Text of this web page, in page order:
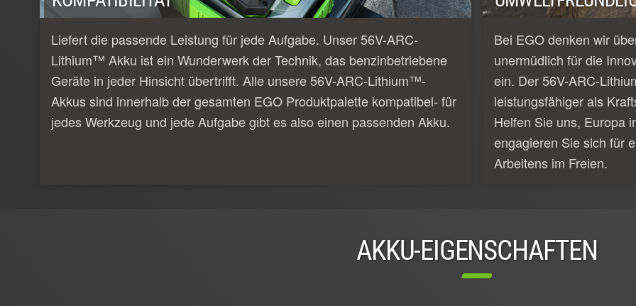
Liefert die passende Leistung für jede Aufgabe. Unser 56V-ARC-
Lithium™ Akku ist ein Wunderwerk der Technik, das benzinbetriebene
Geräte in jeder Hinsicht übertrifft. Alle unsere 56V-ARC-Lithium™-
Akkus sind innerhalb der gesamten EGO Produktpalette kompatibel- für
jedes Werkzeug und jede Aufgabe gibt es also einen passenden Akku.
Bei EGO denken wir
unermüdlich für die
ein. Der 56V-ARC-
leistungsfähiger als
Helfen Sie uns, Europa
engagieren Sie sich für
Arbeitens im Freien.
AKKU-EIGENSCHAFTEN